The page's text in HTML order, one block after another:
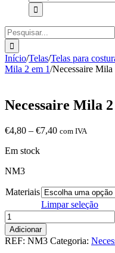
Pesquisar
Início/Telas/Telas para
Mila 2 em 1/Necessaire
Necessaire Mila
€4,80 – €7,40Price
com IVA
Em stock
NM3
Materiais
Limpar seleção
Quantidade
de
Necessaire
Mila
Adicionar
REF: NM3 Categoria: